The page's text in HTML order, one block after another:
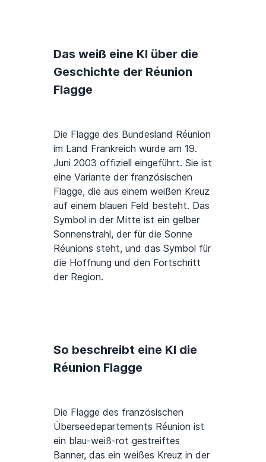
Das weiß eine KI über die
Geschichte der Réunion
Flagge
Die Flagge des Bundesland Réunion
im Land Frankreich wurde am 19.
Juni 2003 offiziell eingeführt. Sie ist
eine Variante der französischen
Flagge, die aus einem weißen Kreuz
auf einem blauen Feld besteht. Das
Symbol in der Mitte ist ein gelber
Sonnenstrahl, der für die Sonne
Réunions steht, und das Symbol für
die Hoffnung und den Fortschritt
der Region.
So beschreibt eine KI die
Réunion Flagge
Die Flagge des französischen
Überseedepartements Réunion ist
ein blau-weiß-rot gestreiftes
Banner, das ein weißes Kreuz in der